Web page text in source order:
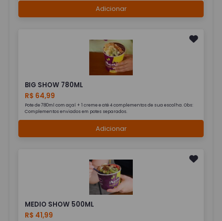
Adicionar
BIG SHOW 780ML
R$ 64,99
Pote de 780ml com açaí + 1 creme e até 4 complementos de sua escolha. Obs:
Complementos enviados em potes separados.
Adicionar
MEDIO SHOW 500ML
R$ 41,99